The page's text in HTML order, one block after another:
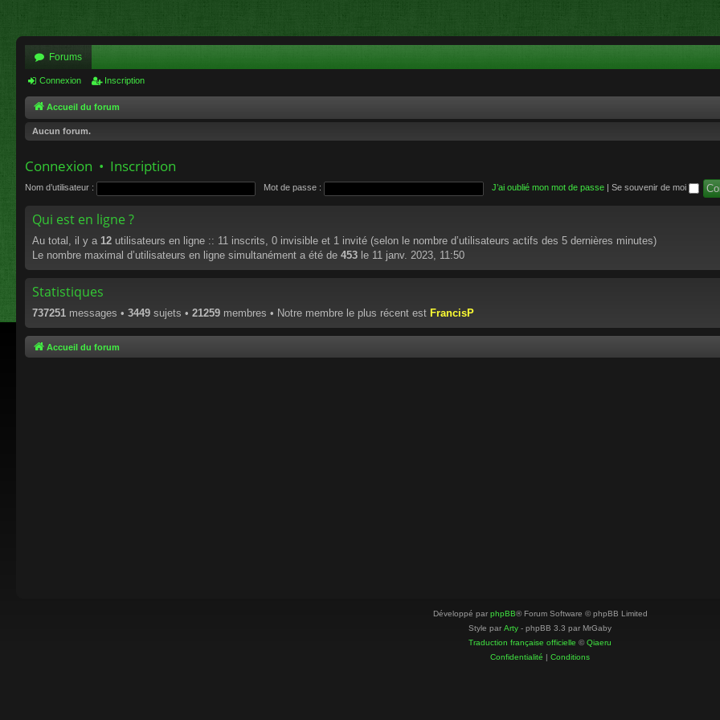
Forums
Connexion Inscription
Accueil du forum
Aucun forum.
Connexion • Inscription
Nom d’utilisateur : Mot de passe : J’ai oublié mon mot de passe Se souvenir de moi
Qui est en ligne ?
Au total, il y a 12 utilisateurs en ligne :: 11 inscrits, 0 invisible et 1 invité (selon le nombre d’utilisateurs actifs des 5 dernières minutes)
Le nombre maximal d’utilisateurs en ligne simultanément a été de 453 le 11 janv. 2023, 11:50
Statistiques
737251 messages • 3449 sujets • 21259 membres • Notre membre le plus récent est FrancisP
Accueil du forum
Développé par phpBB® Forum Software © phpBB Limited
Style par Arty - phpBB 3.3 par MrGaby
Traduction française officielle ©Qiaeru
Confidentialité | Conditions